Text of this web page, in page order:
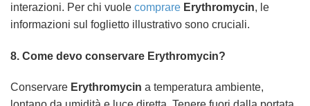
interazioni. Per chi vuole comprare Erythromycin, le
informazioni sul foglietto illustrativo sono cruciali.
8. Come devo conservare Erythromycin?
Conservare Erythromycin a temperatura ambiente,